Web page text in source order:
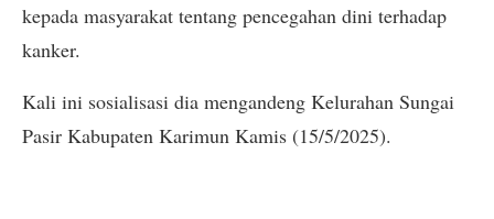
kepada masyarakat tentang pencegahan dini terhadap
kanker.
Kali ini sosialisasi dia mengandeng Kelurahan Sungai
Pasir Kabupaten Karimun Kamis (15/5/2025).